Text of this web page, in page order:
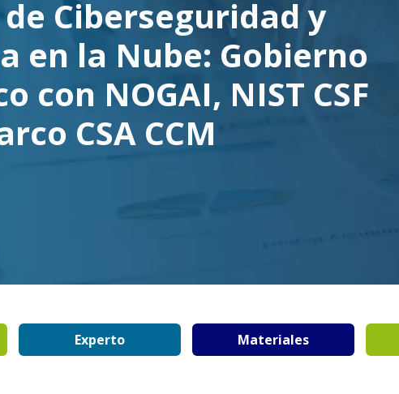
Ciberseguridad y
en la Nube: Gobierno
con NOGAI, NIST CSF
CSA CCM
Experto Materiales